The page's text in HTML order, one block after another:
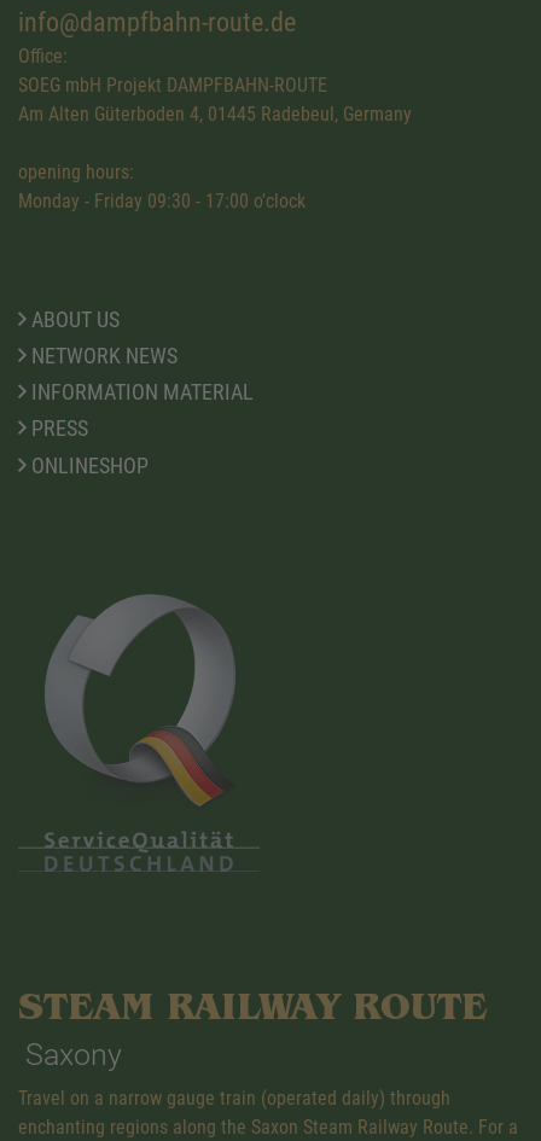
info@dampfbahn-route.de
Office:
SOEG mbH Projekt DAMPFBAHN-ROUTE
Am Alten Güterboden 4, 01445 Radebeul, Germany
opening hours:
Monday - Friday 09:30 - 17:00 o'clock
ABOUT US
NETWORK NEWS
INFORMATION MATERIAL
PRESS
ONLINESHOP
STEAM RAILWAY ROUTE
Saxony
Travel on a narrow gauge train (operated daily) through
enchanting regions along the Saxon Steam Railway Route. For a